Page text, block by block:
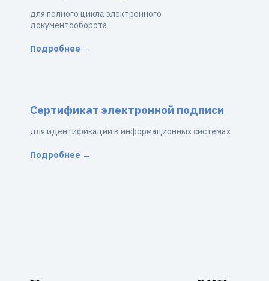
для полного цикла электронного
документооборота
Подробнее →
Сертификат электронной подписи
для идентификации в информационных системах
Подробнее →